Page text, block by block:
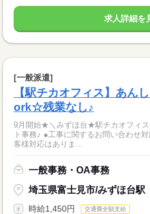
求人詳細を
[一般派遣]
【駅チカオフィス】あん
ork☆残業なし♪
9月開始★＼みずほ台★駅チカオフィ
ト事務♪ ●工事に関するお問い合わせ
客様対応はありま...
一般事務・OA事務
埼玉県富士見市/みずほ台駅
時給1,450円 交通費全額支給